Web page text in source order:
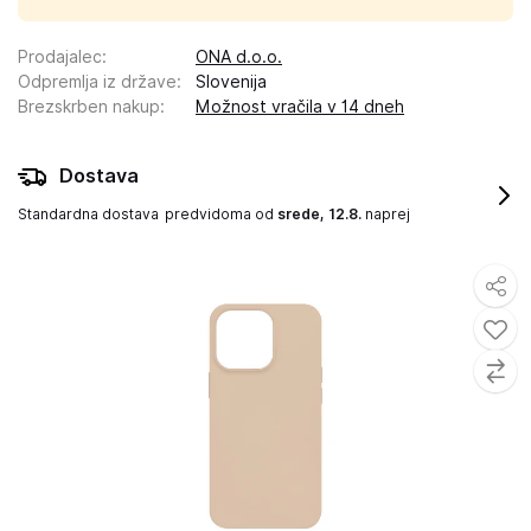
Prodajalec:
ONA d.o.o.
Odpremlja iz države:
Slovenija
Brezskrben nakup: Možnost vračila v 14 dneh
Dostava
Standardna dostava predvidoma od srede, 12.8. naprej